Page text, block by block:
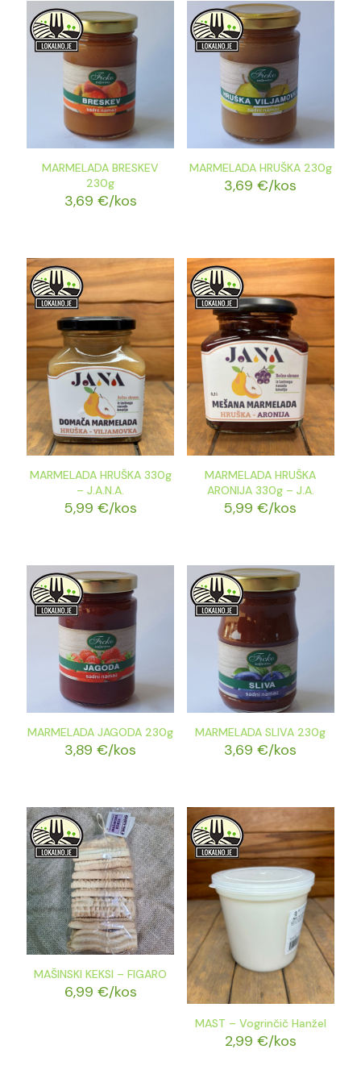
MARMELADA BRESKEV
230g
3,69 €/kos
MARMELADA HRUŠKA 230g
3,69€/kos
MARMELADA HRUŠKA 330g
– J.A.N.A.
5,99 €/kos
MARMELADA HRUŠKA
ARONIJA 330g – J.A.
5,99€/kos
MARMELADA JAGODA 230g
3,89€/kos
MARMELADA SLIVA 230g
3,69€/kos
MAŠINSKI KEKSI – FIGARO
6,99 €/kos
MAST – Vogrinčič Hanžel
2,99 €/kos